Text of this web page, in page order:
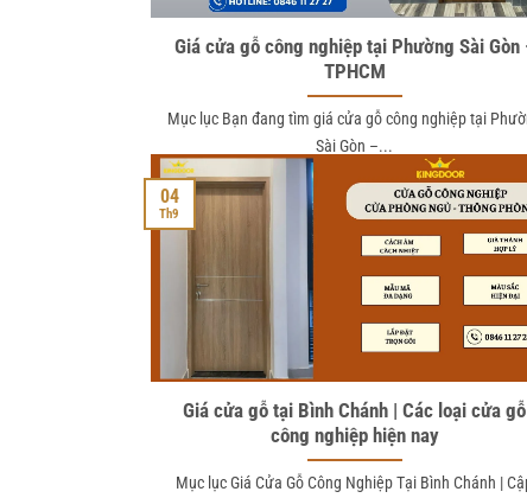
Giá cửa gỗ công nghiệp tại Phường Sài Gòn
TPHCM
Mục lục Bạn đang tìm giá cửa gỗ công nghiệp tại
Sài Gòn –...
Giá cửa gỗ tại Bình Chánh | Các loại cửa gỗ
công nghiệp hiện nay
Mục lục Giá Cửa Gỗ Công Nghiệp Tại Bình Chánh |
04
Th9